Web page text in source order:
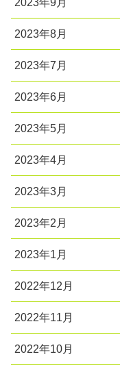
2023年9月
2023年8月
2023年7月
2023年6月
2023年5月
2023年4月
2023年3月
2023年2月
2023年1月
2022年12月
2022年11月
2022年10月